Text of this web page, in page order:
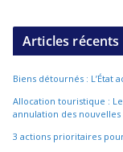
Articles récents
Biens détournés : L’État
Allocation touristique :
annulation des
3 actions prioritaires